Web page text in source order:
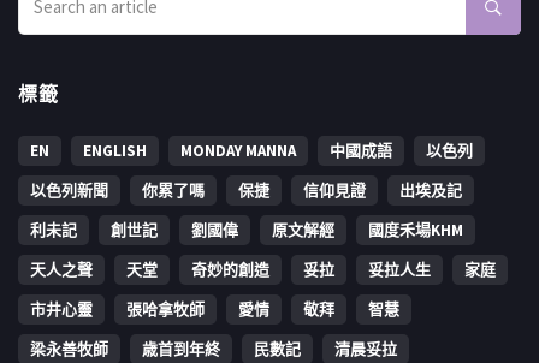
標籤
EN ENGLISH MONDAY MANNA 中國成語
以色列
以色列新聞
你累了嗎 保捷 信仰見證
出埃及記
利未記
創世記 劉國偉 原文解經
國度禾場KHM
天人之聲
天堂 奇妙的創造 妥拉 妥拉人生
家庭
市井心靈
張哈拿牧師 愛情 敬拜
智慧
梁永善牧師
歳首到年終 民數記
清晨妥拉